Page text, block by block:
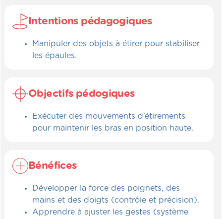
Intentions pédagogiques
Manipuler des objets à étirer pour stabiliser
les épaules.
Objectifs pédogiques
Exécuter des mouvements d’étirements
pour maintenir les bras en position haute.
Bénéfices
Développer la force des poignets, des
mains et des doigts (contrôle et précision).
Apprendre à ajuster les gestes (système